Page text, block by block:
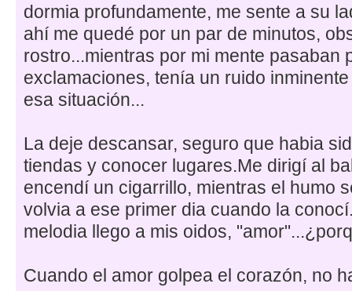
dormia profundamente, me sente a su
ahí me quedé por un par de minutos,
rostro...mientras por mi mente pasaban
exclamaciones, tenía un ruido
esa situación...
La deje descansar, seguro que habia
tiendas y conocer lugares.Me dirigí al
encendí un cigarrillo, mientras el humo
volvia a ese primer dia cuando la
melodia llego a mis oidos,
Cuando el amor golpea el corazón, no